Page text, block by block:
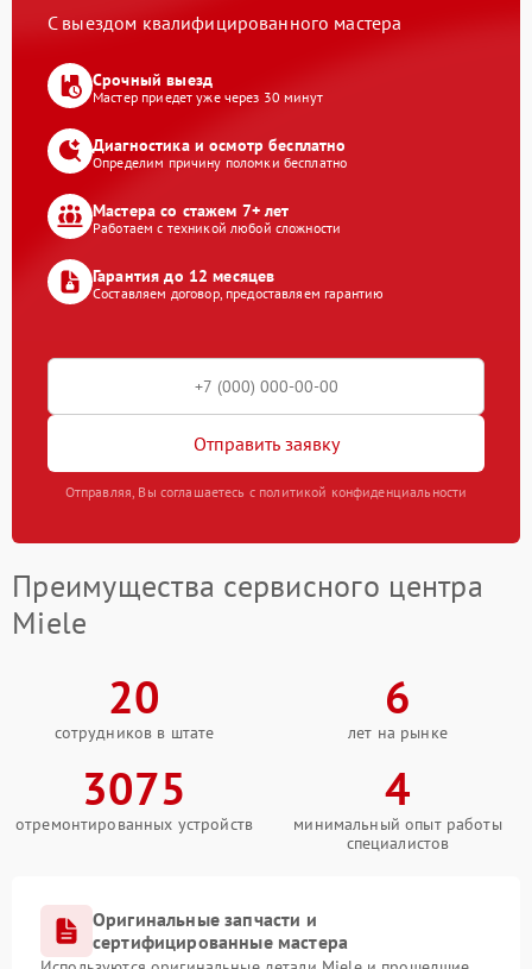
С выездом квалифицированного мастера
Срочный выезд
Мастер приедет уже через 30 минут
Диагностика и осмотр бесплатно
Определим причину поломки бесплатно
Мастера со стажем 7+ лет
Работаем с техникой любой сложности
Гарантия до 12 месяцев
Составляем договор, предоставляем гарантию
Отправить заявку
Отправляя, Вы соглашаетесь с политикой конфиденциальности
Преимущества сервисного центра
Miele
20
сотрудников в штате
6
лет на рынке
3075
отремонтированных устройств
4
минимальный опыт работы
специалистов
Оригинальные запчасти и
сертифицированные мастера